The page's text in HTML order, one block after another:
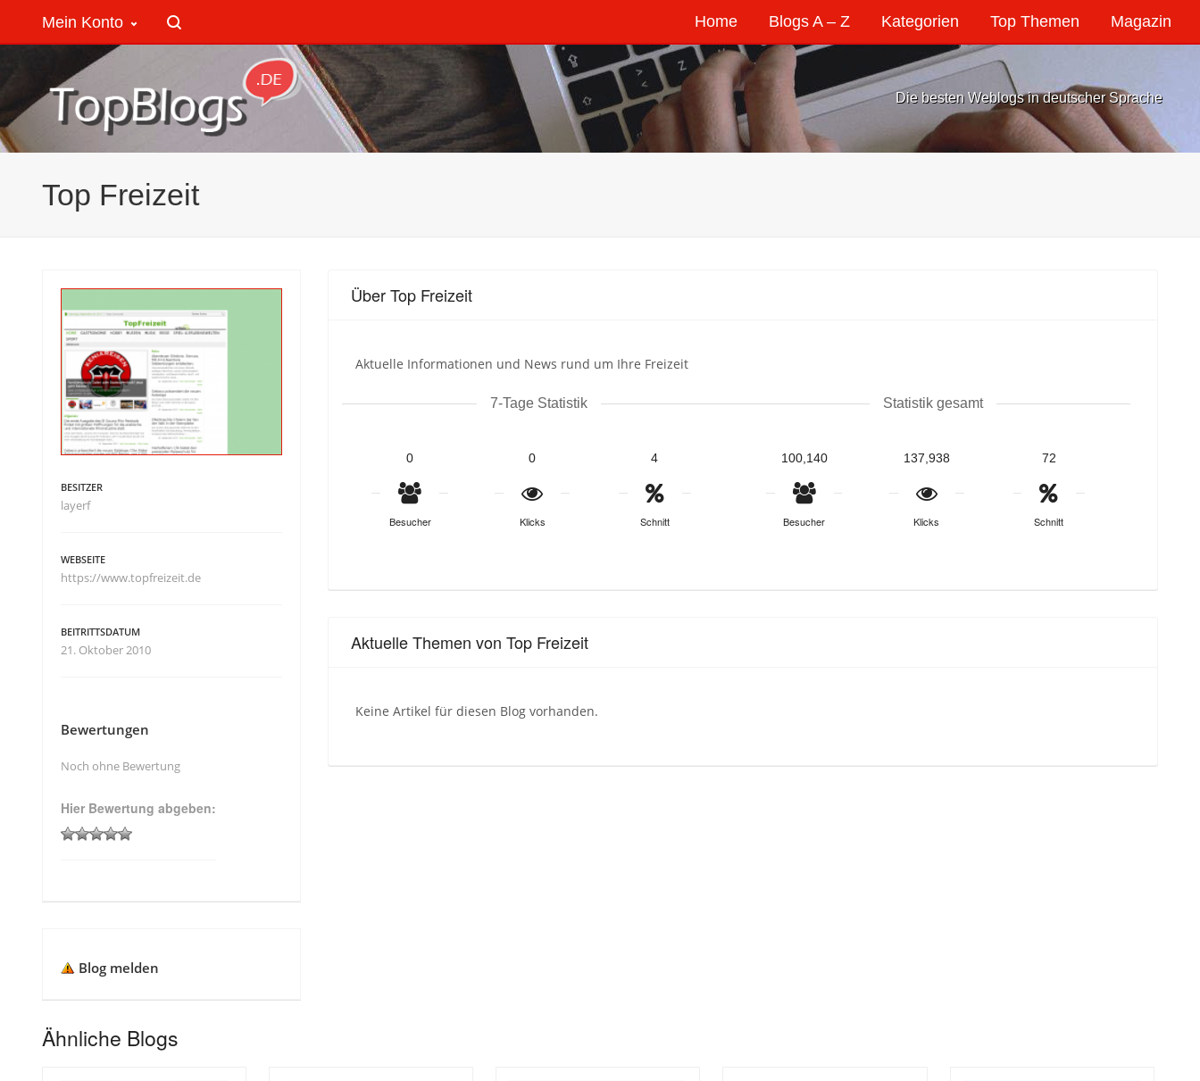
Home Blogs A – Z Kategorien Top Themen Magazin
Mein Konto
Die besten Weblogs in deutscher Sprache
Top Freizeit
Über Top Freizeit
Aktuelle Informationen und News rund um Ihre Freizeit
7-Tage Statistik
0
Besucher
0
Klicks
4
Schnitt
Statistik gesamt
100,140
Besucher
137,938
Klicks
72
Schnitt
Aktuelle Themen von Top Freizeit
Keine Artikel für diesen Blog vorhanden.
BESITZER
layerf
WEBSEITE
https://www.topfreizeit.de
BEITRITTSDATUM
21. Oktober 2010
Bewertungen
Noch ohne Bewertung
Hier Bewertung abgeben:
Blog melden
Ähnliche Blogs